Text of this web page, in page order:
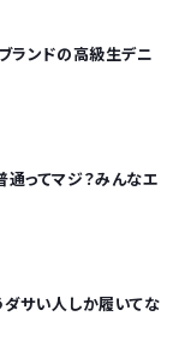
ランドの高級生デニ
ってマジ？みんなエ
ダサい人しか履いてな